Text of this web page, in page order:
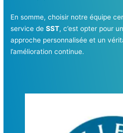
En somme, choisir notre équipe
service deSST, c’est opter pour
approche personnalisée et un
l’amélioration continue.